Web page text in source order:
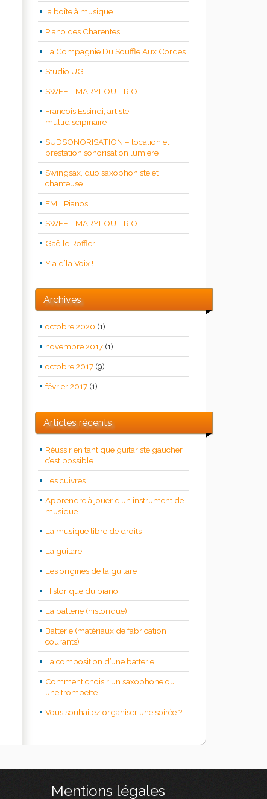
la boîte à musique
Piano des Charentes
La Compagnie Du Souffle Aux Cordes
Studio UG
SWEET MARYLOU TRIO
Francois Essindi, artiste
multidiscipinaire
SUDSONORISATION – location et
prestation sonorisation lumière
Swingsax, duo saxophoniste et
chanteuse
EML Pianos
SWEET MARYLOU TRIO
Gaëlle Roffler
Y a d’la Voix !
Archives
octobre 2020 (1)
novembre 2017 (1)
octobre 2017 (9)
février 2017 (1)
Articles récents
Réussir en tant que guitariste gaucher,
c’est possible !
Les cuivres
Apprendre à jouer d’un instrument de
musique
La musique libre de droits
La guitare
Les origines de la guitare
Historique du piano
La batterie (historique)
Batterie (matériaux de fabrication
courants)
La composition d’une batterie
Comment choisir un saxophone ou
une trompette
Vous souhaitez organiser une soirée ?
Mentions légales